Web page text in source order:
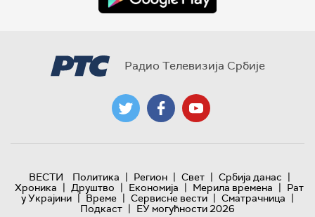
Радио Телевизија Србије
ВЕСТИ Политика | Регион | Свет | Србија данас |
Хроника | Друштво | Економија | Мерила времена | Рат
у Украјини | Време | Сервисне вести | Сматрачница |
Подкаст | ЕУ могућности 2026